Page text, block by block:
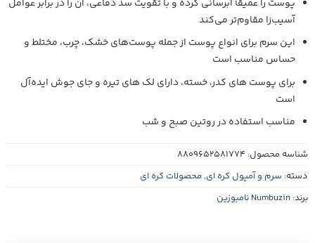
پوست را عمیقاً آبرسانی کرده و با تقویت سد دفاعی، آن را در برابر عوامل
آسیب‌زا مقاوم‌تر می‌کند
این سرم برای انواع پوست از جمله پوست‌های خشک، چرب، مختلط و
حساس مناسب است
برای پوست های کدر، خسته، دارای لک های تیره و جای جوش ایده‌آل
است
مناسب استفاده در روتین صبح و شب
شناسه محصول: 8809652581774
دسته: سرم و آمپول کره ای, محصولات کره ای
برند: Numbuzin نامبوزین